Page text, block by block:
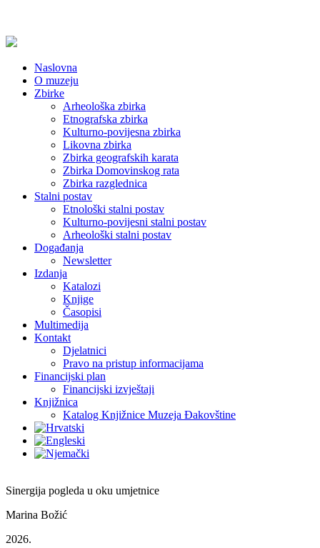
Naslovna
O muzeju
Zbirke
Arheološka zbirka
Etnografska zbirka
Kulturno-povijesna zbirka
Likovna zbirka
Zbirka geografskih karata
Zbirka Domovinskog rata
Zbirka razglednica
Stalni postav
Etnološki stalni postav
Kulturno-povijesni stalni postav
Arheološki stalni postav
Događanja
Newsletter
Izdanja
Katalozi
Knjige
Časopisi
Multimedija
Kontakt
Djelatnici
Pravo na pristup informacijama
Financijski plan
Financijski izvještaji
Knjižnica
Katalog Knjižnice Muzeja Đakovštine
Sinergija pogleda u oku umjetnice
Marina Božić
2026.